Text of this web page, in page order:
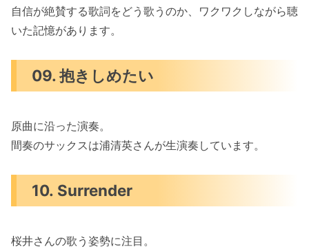
自信が絶賛する歌詞をどう歌うのか、ワクワクしながら聴
いた記憶があります。
09. 抱きしめたい
原曲に沿った演奏。
間奏のサックスは浦清英さんが生演奏しています。
10. Surrender
桜井さんの歌う姿勢に注目。